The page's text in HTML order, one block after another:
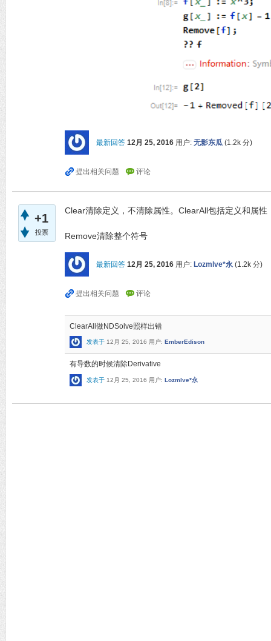
最新回答 12月 25, 2016 用户: 无影东瓜 (1.2k 分)
+1
投票
Clear清除定义，不清除属性。ClearAll包括定义和属性
Remove清除整个符号
最新回答 12月 25, 2016 用户: Lozmlve*永 (1.2k 分)
ClearAll做NDSolve照样出错
发表于 12月 25, 2016 用户: EmberEdison
有导数的时候清除Derivative
发表于 12月 25, 2016 用户: Lozmlve*永